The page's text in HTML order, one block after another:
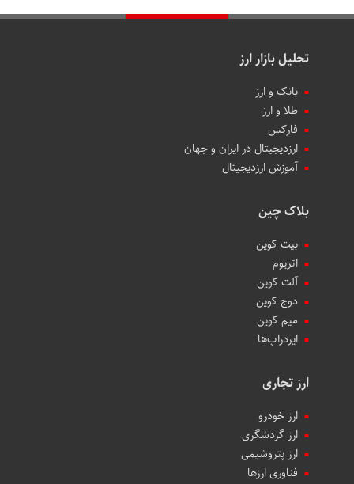
تحلیل بازار ارز
بانک و ارز
طلا و ارز
فارکس
ارزدیجیتال در ایران و جهان
آموزش ارزدیجیتال
بلاک چین
بیت کوین
اتریوم
آلت کوین
دوج کوین
میم کوین‌
ایردراپ‌ها
ارز تجاری
ارز خودرو
ارز گردشگری
ارز پتروشیمی
فناوری ارزها